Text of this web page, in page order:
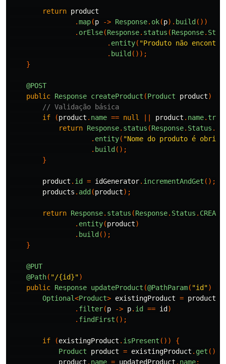
return product
.map(p -> Response. ok(p). build ())
. orElse(Response. status (Response.
. entity( "Produto não
. build ());
}
@POST
public Response createProduct (Product product)
// Validação básica
if
(product . name == null product . name. trim
return Response. status (Response. Status .
. entity( "Nome do produto é
. build ();
}
product . id = idGenerator. incrementAndGet ();
products . add (product);
return Response. status (Response. Status .
. entity(product)
. build ();
}
@PUT
@Path( "/{id}")
public Response updateProduct (@PathParam( "id")
Optional<Product> existingProduct = products
. filter(p -> p. id == id )
. findFirst ();
if (existingProduct . isPresent ())
{
Product
product = existingProduct . get ();
product . name = updatedProduct . name;